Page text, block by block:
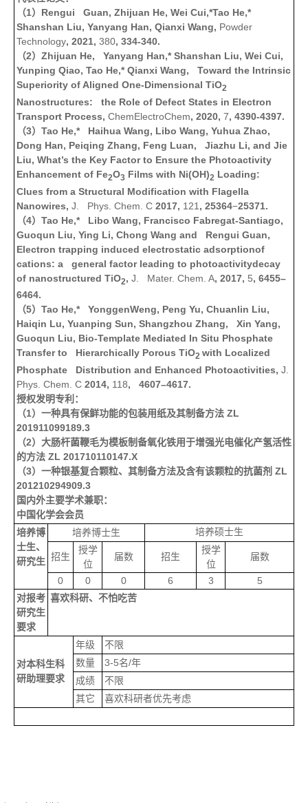
（1） Rengui Guan, Zhijuan He, Wei Cui,*Tao He,*
Shanshan Liu, Yanyang Han, Qianxi Wang, Powder
Technology, 2021, 380, 334-340.
（2） Zhijuan He, Yanyang Han,* Shanshan Liu, Wei Cui,
Yunping Qiao, Tao He,* Qianxi Wang, Toward the Intrinsic
Superiority of Aligned One‐Dimensional TiO2
Nanostructures: the Role of Defect States in Electron
Transport Process, ChemElectroChem, 2020, 7, 4390-4397.
（3） Tao He,* Haihua Wang, Libo Wang, Yuhua Zhao,
Dong Han, Peiqing Zhang, Feng Luan, Jiazhu Li, and Jie
Liu, What’s the Key Factor to Ensure the Photoactivity
Enhancement of Fe2O3 Films with Ni(OH)2 Loading:
Clues from a Structural Modification with Flagella
Nanowires, J. Phys. Chem. C 2017, 121 , 25364−25371.
（4） Tao He,* Libo Wang, Francisco Fabregat-Santiago,
Guoqun Liu, Ying Li, Chong Wang and Rengui Guan,
Electron trapping induced electrostatic adsorptionof
cations: a general factor leading to photoactivitydecay
of nanostructured TiO2, J. Mater. Chem. A, 2017, 5, 6455–
6464.
（5） Tao He,* YonggenWeng, Peng Yu, Chuanlin Liu,
Haiqin Lu, Yuanping Sun, Shangzhou Zhang, Xin Yang,
Guoqun Liu, Bio-Template Mediated In Situ Phosphate
Transfer to Hierarchically Porous TiO2 with Localized
Phosphate Distribution and Enhanced Photoactivities, J.
Phys. Chem. C 2014, 118, 4607–4617.
授权发明专利：
（1）一种具有保鲜功能的包装用纸及其制备方法 ZL
201911099189.3
（2）大肠杆菌鞭毛为模板制备氧化铁用于增强光电催化产氢活性
的方法 ZL 201710110147.X
（3）一种银基复合颗粒、其制备方法及含有该颗粒的抗菌剂 ZL
201210294909.3
国内外主要学术兼职：
中国化学会会员
培养博
士生、
研究生
培养博士生 培养硕士生
招生
授学
位
届数 招生
授学
位
届数
0 0 0 6 3
5
对报考
研究生
要求
喜欢科研、不怕吃苦
对本科生科
研助理要求
年级
不限
数量
3-5名/年
成绩
不限
其它
喜欢科研者优先考虑